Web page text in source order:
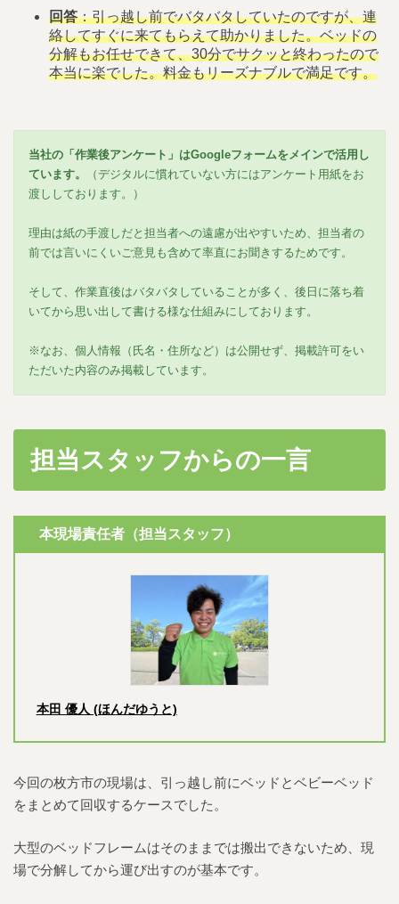
回答：引っ越し前でバタバタしていたのですが、連
絡してすぐに来てもらえて助かりました。ベッドの
分解もお任せできて、30分でサクッと終わったので
本当に楽でした。料金もリーズナブルで満足です。
当社の「作業後アンケート」はGoogleフォームをメインで活用し
ています。
（デジタルに慣れていない方にはアンケート用紙をお
渡ししております。）
理由は紙の手渡しだと担当者への遠慮が出やすいため、担当者の
前では言いにくいご意見も含めて率直にお聞きするためです。
そして、作業直後はバタバタしていることが多く、後日に落ち着
いてから思い出して書ける様な仕組みにしております。
※なお、個人情報（氏名・住所など）は公開せず、掲載許可をい
ただいた内容のみ掲載しています。
担当スタッフからの一言
本現場責任者（担当スタッフ）
本田 優人 (ほんだゆうと)
今回の枚方市の現場は、引っ越し前にベッドとベビーベッド
をまとめて回収するケースでした。
大型のベッドフレームはそのままでは搬出できないため、現
場で分解してから運び出すのが基本です。